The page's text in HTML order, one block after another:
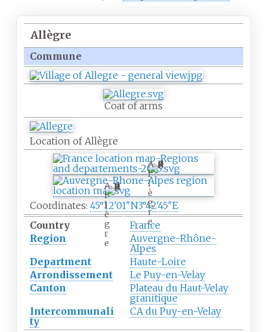
Allègre
Commune
Coat of arms
Location of Allègre
A
l
l
è
g
r
e
A
l
l
è
g
r
e
Coordinates: 45°12′01″N3°42′45″E
Country
France
Region
Auvergne-Rhône-
Alpes
Department
Haute-Loire
Arrondissement
Le Puy-en-Velay
Canton
Plateau du Haut-Velay
granitique
Intercommunali
ty
CA du Puy-en-Velay